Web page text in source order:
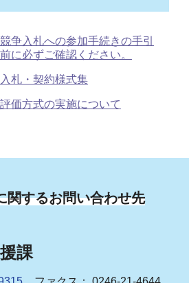
争入札への参加手続きの手引
必ずご確認ください。
札・契約様式集
価方式の実施について
関するお問い合わせ先
課